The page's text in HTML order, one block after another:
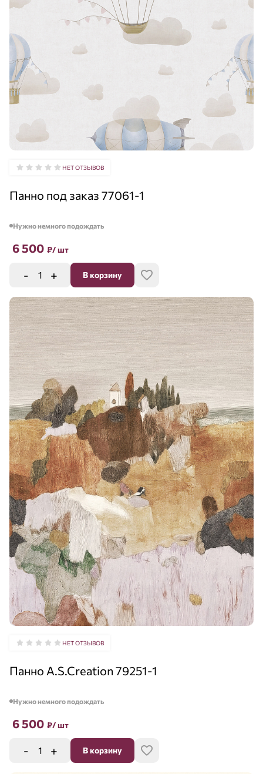
НЕТ ОТЗЫВОВ
Панно под заказ 77061-1
Нужно немного подождать
6 500 ₽/ шт
- + В корзину
НЕТ ОТЗЫВОВ
Панно A.S.Creation 79251-1
Нужно немного подождать
6 500 ₽/ шт
- + В корзину